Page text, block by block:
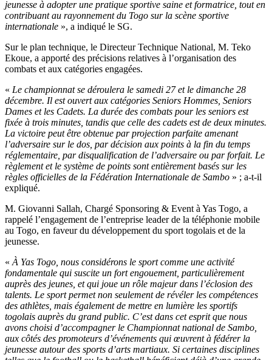
jeunesse à adopter une pratique sportive saine et formatrice, tout en
contribuant au rayonnement du Togo sur la scène sportive
internationale », a indiqué le SG.
Sur le plan technique, le Directeur Technique National, M. Teko
Ekoue, a apporté des précisions relatives à l’organisation des
combats et aux catégories engagées.
« Le championnat se déroulera le samedi 27 et le dimanche 28
décembre. Il est ouvert aux catégories Seniors Hommes, Seniors
Dames et les Cadets. La durée des combats pour les seniors est
fixée à trois minutes, tandis que celle des cadets est de deux minutes.
La victoire peut être obtenue par projection parfaite amenant
l’adversaire sur le dos, par décision aux points à la fin du temps
réglementaire, par disqualification de l’adversaire ou par forfait. Le
règlement et le système de points sont entièrement basés sur les
règles officielles de la Fédération Internationale de Sambo » ; a-t-il
expliqué.
M. Giovanni Sallah, Chargé Sponsoring & Event à Yas Togo, a
rappelé l’engagement de l’entreprise leader de la téléphonie mobile
au Togo, en faveur du développement du sport togolais et de la
jeunesse.
« À Yas Togo, nous considérons le sport comme une activité
fondamentale qui suscite un fort engouement, particulièrement
auprès des jeunes, et qui joue un rôle majeur dans l’éclosion des
talents. Le sport permet non seulement de révéler les compétences
des athlètes, mais également de mettre en lumière les sportifs
togolais auprès du grand public. C’est dans cet esprit que nous
avons choisi d’accompagner le Championnat national de Sambo,
aux côtés des promoteurs d’événements qui œuvrent à fédérer la
jeunesse autour des sports d’arts martiaux. Si certaines disciplines